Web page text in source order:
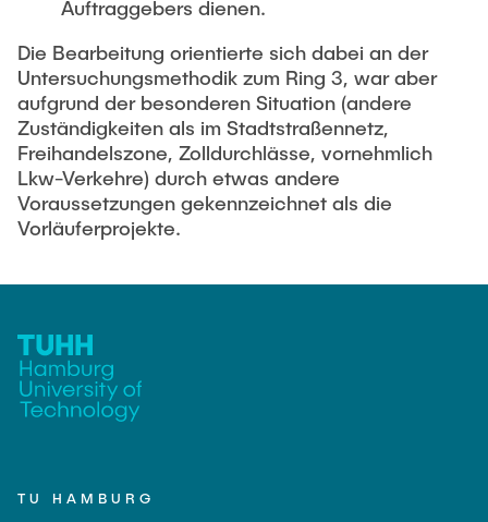
Auftraggebers dienen.
Die Bearbeitung orientierte sich dabei an der
Untersuchungsmethodik zum Ring 3, war aber
aufgrund der besonderen Situation (andere
Zuständigkeiten als im Stadtstraßennetz,
Freihandelszone, Zolldurchlässe, vornehmlich
Lkw-Verkehre) durch etwas andere
Voraussetzungen gekennzeichnet als die
Vorläuferprojekte.
TU HAMBURG